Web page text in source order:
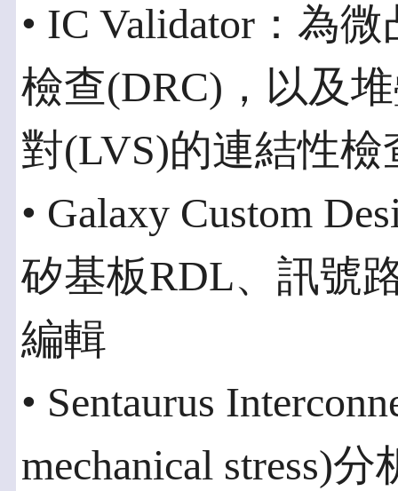
• IC Validator：為
檢查(DRC)，以及
對(LVS)的連結性檢
• Galaxy Custom
矽基板RDL、訊號
編輯
• Sentaurus
mechanical stress)